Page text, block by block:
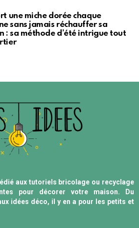
une miche dorée chaque
sans jamais réchauffer sa
: sa méthode d’été intrigue tout
aux tutoriels bricolage ou recyclage
pour décorer votre maison. Du
idées déco, il y en a pour les petits et